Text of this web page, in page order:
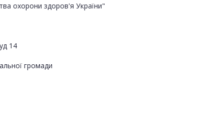
охорони здоров'я України"
14
громади